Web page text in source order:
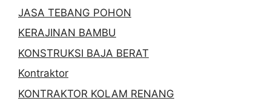
JASA TEBANG POHON
KERAJINAN BAMBU
KONSTRUKSI BAJA BERAT
Kontraktor
KONTRAKTOR KOLAM RENANG